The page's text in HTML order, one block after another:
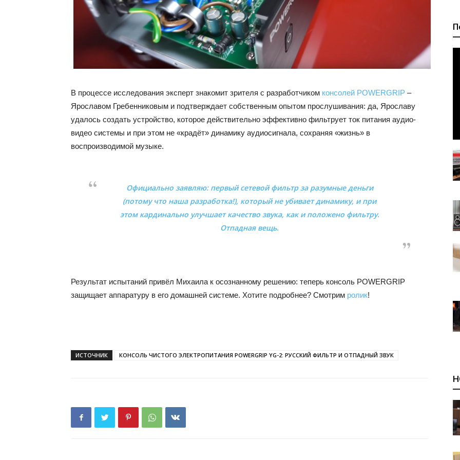
В процессе исследования эксперт знакомит зрителя с разработчиком консолей POWERGRIP –
Ярославом Гребенниковым и подтверждает собственным опытом прослушивания: да, Ярославу
удалось создать устройство, которое действительно эффективно фильтрует ток питания аудио-
видео системы и при этом не «крадёт» динамику аудиосигнала, сохраняя «жизнь» в
воспроизводимой музыке.
Официально заявляю: первый сетевой фильтр за разумные деньги
(потому что наша разработка!), который не убивает динамику, и при
этом кардинально улучшает качество звука, как и положено фильтру.
Отпадная вещь.
Результат испытаний привёл Михаила к осознанному решению: теперь консоль POWERGRIP
защищает аппаратуру в его домашней системе. Хотите подробнее? Смотрим ролик!
ИСТОЧНИК КОНСОЛЬ ЧИСТОГО ЭЛЕКТРОПИТАНИЯ POWERGRIP YG-2: РУССКИЙ ФИЛЬТР И ОТПАДНЫЙ ЗВУК